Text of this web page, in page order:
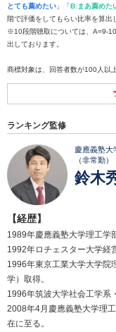
とても薦めたい 」「B:まあ薦めた
階で評価をしてもらい比率を算出
※10段階聴取については、A=9-
出しております。
商標対象は、回答者数が100人以
ランキング監修
慶應義塾大
（非常勤）
鈴木
【経歴】
1989年慶應義塾大学理工学
1992年ロチェスター大学経
1996年東京工業大学大学院
学）取得。
1996年筑波大学社会工学系
2008年4月慶應義塾大学理
在に至る。